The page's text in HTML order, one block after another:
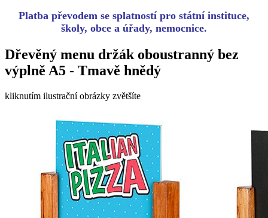
Platba převodem se splatností pro státní instituce,
školy, obce a úřady, nemocnice.
Dřevěný menu držák oboustranný bez
výplně A5 - Tmavě hnědý
kliknutím ilustrační obrázky zvětšíte